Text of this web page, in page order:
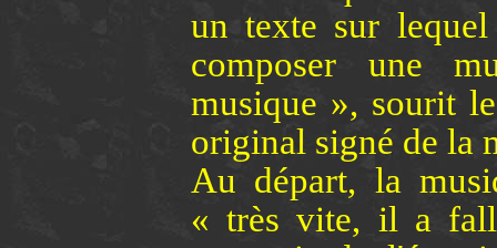
un texte sur
composer une
musique », sourit
original signé de la
Au départ, la
« très vite, il a